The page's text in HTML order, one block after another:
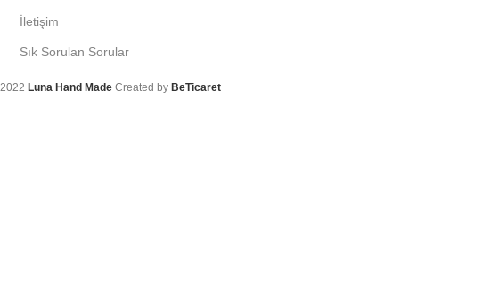
İletişim
Sık Sorulan Sorular
2022 Luna Hand Made Created by BeTicaret